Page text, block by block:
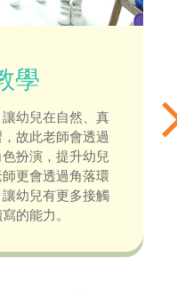
學
幼兒在自然、真
故此老師會透過
扮演，提升幼兒
更會透過角落環
幼兒有更多接觸
的能力。